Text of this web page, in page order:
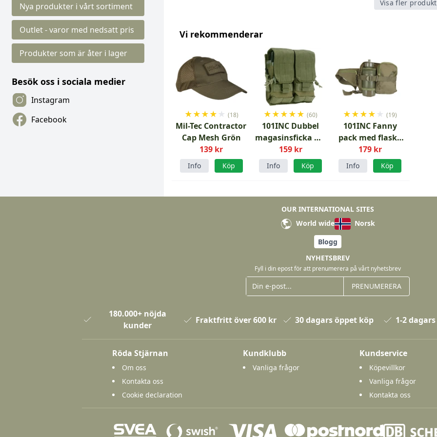
Nya produkter i vårt sortiment
Outlet - varor med nedsatt pris
Produkter som är åter i lager
Besök oss i sociala medier
Instagram
Facebook
Visa fler
Vi rekommenderar
★★★★ ★ (18)
Mil-Tec Contractor
Cap Mesh Grön
139 kr
Info Köp
★★★★★ (60)
101INC Dubbel
magasinsficka M4
konverterbar
Grön
159 kr
Info Köp
★★★★ ★ (19)
101INC Fanny
pack med flaska
Grön
179 kr
Info Köp
OUR INTERNATIONAL SITES
World wide
Norsk
Blogg
NYHETSBREV
Fyll i din epost för att prenumerera på vårt nyhetsbrev
PRENUMERERA
180.000+ nöjda
kunder
Fraktfritt över 600 kr 30 dagars öppet köp 1-2
Röda Stjärnan
Om oss
Kontakta oss
Cookie declaration
Kundklubb
Vanliga frågor
Kundservice
Köpevillkor
Vanliga frågor
Kontakta oss